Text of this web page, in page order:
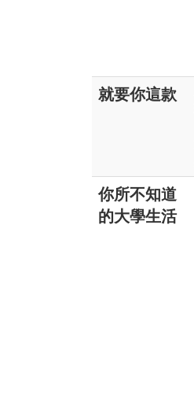
就要你這款
你所不知道
的大學生活